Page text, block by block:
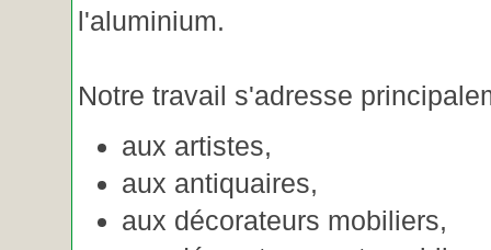
l'aluminium.
Notre travail s'adresse
aux artistes,
aux antiquaires,
aux décorateurs mobiliers,